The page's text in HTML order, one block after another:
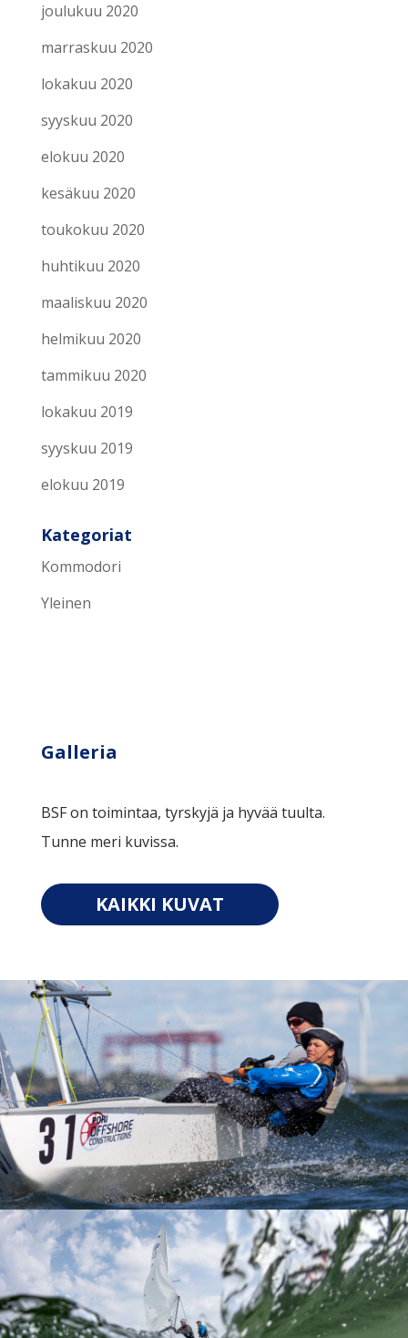
joulukuu 2020
marraskuu 2020
lokakuu 2020
syyskuu 2020
elokuu 2020
kesäkuu 2020
toukokuu 2020
huhtikuu 2020
maaliskuu 2020
helmikuu 2020
tammikuu 2020
lokakuu 2019
syyskuu 2019
elokuu 2019
Kategoriat
Kommodori
Yleinen
Galleria
BSF on toimintaa, tyrskyjä ja hyvää tuulta.
Tunne meri kuvissa.
KAIKKI KUVAT